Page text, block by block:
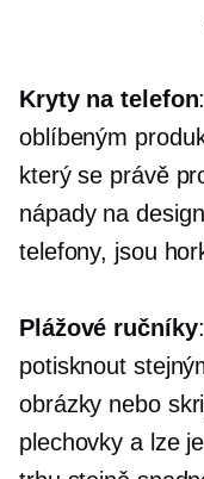
Kryty na telefon
oblíbeným
který se právě
nápady na
telefony, jsou
Plážové ručníky
potisknout
obrázky nebo
plechovky a lze